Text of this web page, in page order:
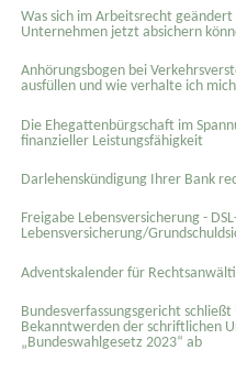
Was sich im Arbeitsrecht
Unternehmen jetzt absichern
Anhörungsbogen bei
ausfüllen und wie verhalte ich
Die Ehegattenbürgschaft im
finanzieller Leistungsfähigkeit
Darlehenskündigung Ihrer Bank
Freigabe Lebensversicherung -
Lebensversicherung/
Adventskalender für
Bundesverfassungsgericht
Bekanntwerden der schriftlichen
„Bundeswahlgesetz 2023“ ab